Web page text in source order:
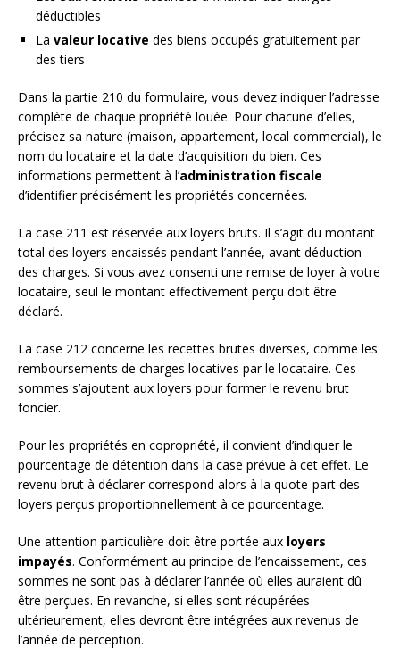
déductibles
La valeur locative des biens occupés gratuitement par
des tiers
Dans la partie 210 du formulaire, vous devez indiquer l’adresse
complète de chaque propriété louée. Pour chacune d’elles,
précisez sa nature (maison, appartement, local commercial), le
nom du locataire et la date d’acquisition du bien. Ces
informations permettent à l’administration fiscale
d’identifier précisément les propriétés concernées.
La case 211 est réservée aux loyers bruts. Il s’agit du montant
total des loyers encaissés pendant l’année, avant déduction
des charges. Si vous avez consenti une remise de loyer à votre
locataire, seul le montant effectivement perçu doit être
déclaré.
La case 212 concerne les recettes brutes diverses, comme les
remboursements de charges locatives par le locataire. Ces
sommes s’ajoutent aux loyers pour former le revenu brut
foncier.
Pour les propriétés en copropriété, il convient d’indiquer le
pourcentage de détention dans la case prévue à cet effet. Le
revenu brut à déclarer correspond alors à la quote-part des
loyers perçus proportionnellement à ce pourcentage.
Une attention particulière doit être portée aux loyers
impayés. Conformément au principe de l’encaissement, ces
sommes ne sont pas à déclarer l’année où elles auraient dû
être perçues. En revanche, si elles sont récupérées
ultérieurement, elles devront être intégrées aux revenus de
l’année de perception.